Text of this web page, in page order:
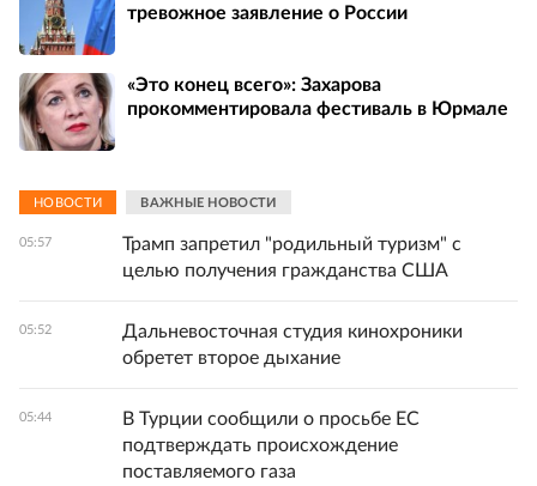
тревожное заявление о России
«Это конец всего»: Захарова
прокомментировала фестиваль в Юрмале
НОВОСТИ ВАЖНЫЕ НОВОСТИ
05:57
Трамп запретил "родильный туризм" с
целью получения гражданства США
05:52
Дальневосточная студия кинохроники
обретет второе дыхание
05:44
В Турции сообщили о просьбе ЕС
подтверждать происхождение
поставляемого газа